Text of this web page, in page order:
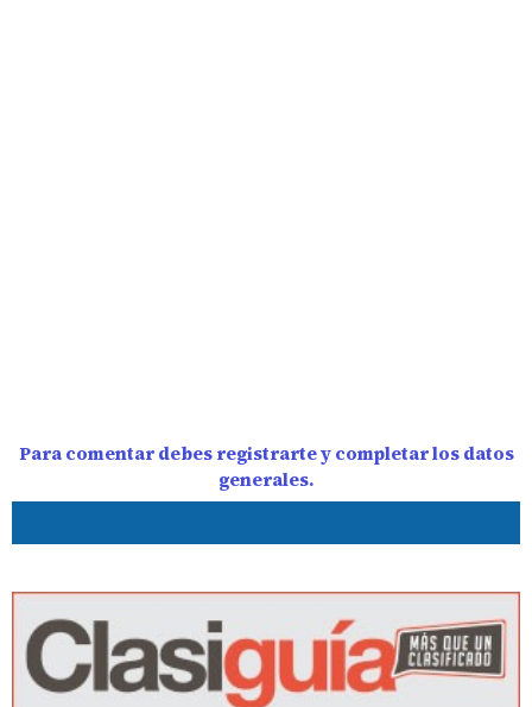
Para comentar debes registrarte y completar los datos
generales.